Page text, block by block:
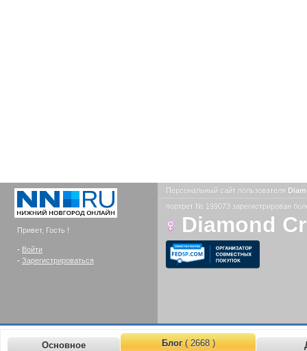
Привет, Гость !
- Войти
- Зарегистрироваться
Персональный сайт пользователя
портрет № 199073 зарегистрирован
Diamond
Основное Блог( 2668 )